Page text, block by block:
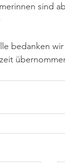
sind
bedanken